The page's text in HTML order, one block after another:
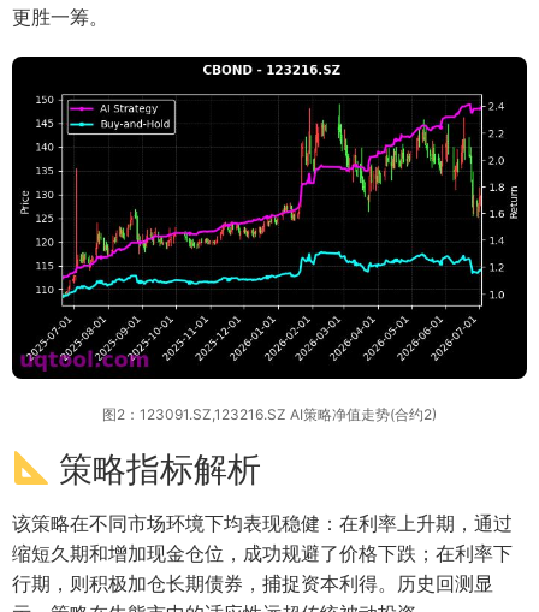
更胜一筹。
图2：123091.SZ,123216.SZ AI策略净值走势(合约2)
策略指标解析
该策略在不同市场环境下均表现稳健：在利率上升期，通过
缩短久期和增加现金仓位，成功规避了价格下跌；在利率下
行期，则积极加仓长期债券，捕捉资本利得。历史回测显